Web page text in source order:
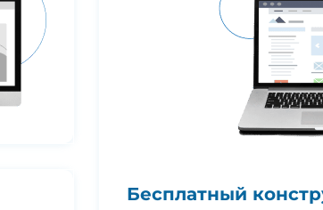
Бесплатный